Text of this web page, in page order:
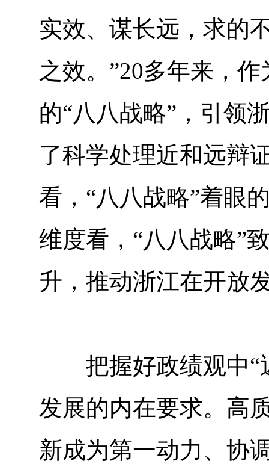
实效、谋长远，求的
之效。”20多年来，
的“八八战略”，引领
了科学处理近和远辩
看，“八八战略”着眼
维度看，“八八战略”
升，推动浙江在开放
把握好政绩观中“
发展的内在要求。高
新成为第一动力、协